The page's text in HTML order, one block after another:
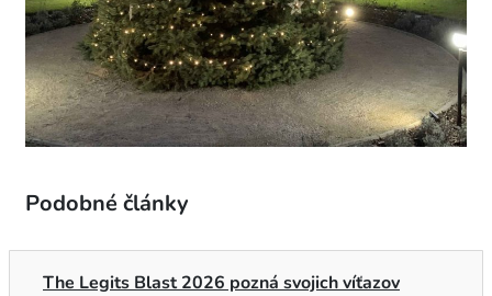
Podobné články
The Legits Blast 2026 pozná svojich víťazov